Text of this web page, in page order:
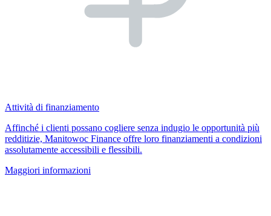
Attività di finanziamento
Affinché i clienti possano cogliere senza indugio le opportunità più
redditizie, Manitowoc Finance offre loro finanziamenti a condizioni
assolutamente accessibili e flessibili.
Maggiori informazioni